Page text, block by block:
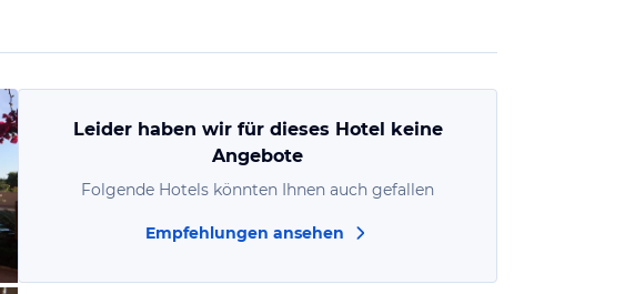
Leider haben wir für dieses Hotel keine
Angebote
Folgende Hotels könnten Ihnen auch gefallen
Empfehlungen ansehen